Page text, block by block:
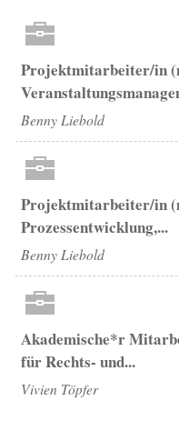
Projektmitarbeiter/in
Benny Liebold
Projektmitarbeiter/in
Prozessentwicklung,...
Benny Liebold
Akademische*r
für Rechts- und...
Vivien Töpfer